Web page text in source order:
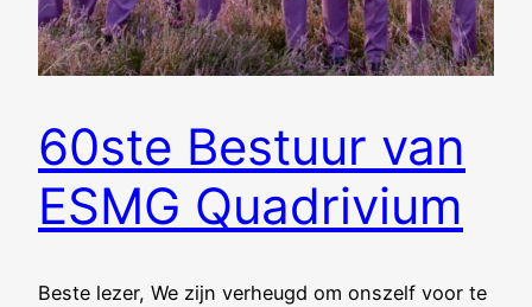
60ste Bestuur van
ESMG Quadrivium
Beste lezer, We zijn verheugd om onszelf voor te